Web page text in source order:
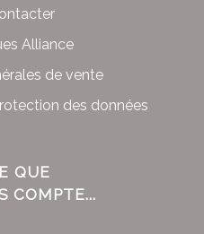
Alliance
de vente
des données
QUE
COMPTE...